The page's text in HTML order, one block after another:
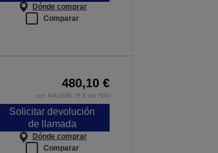
Dónde comprar
Comparar
480,10 €
con IVA (396,78 € sin IVA)
Solicitar devolución
de llamada
Dónde comprar
Comparar